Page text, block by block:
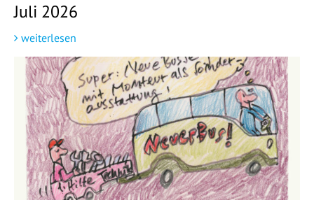
Juli 2026
weiterlesen